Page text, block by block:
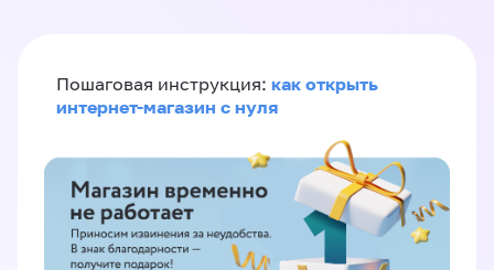
Пошаговая инструкция: как открыть
интернет-магазин с нуля